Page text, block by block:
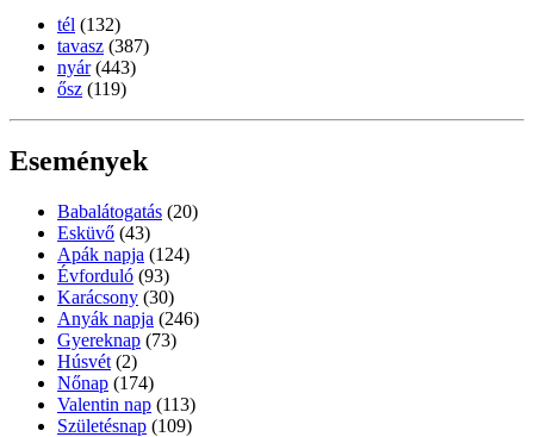
tél (132)
tavasz (387)
nyár (443)
ősz (119)
Események
Babalátogatás (20)
Esküvő (43)
Apák napja (124)
Évforduló (93)
Karácsony (30)
Anyák napja (246)
Gyereknap (73)
Húsvét (2)
Nőnap (174)
Valentin nap (113)
Születésnap (109)